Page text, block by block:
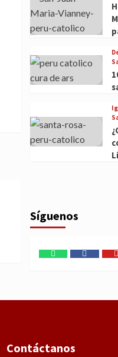
Síguenos
WhatsApp
Contáctanos